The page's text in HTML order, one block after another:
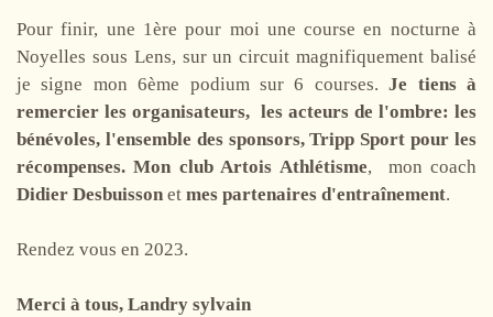
Pour finir, une 1ère pour moi une course en nocturne à
Noyelles sous Lens, sur un circuit magnifiquement balisé
je signe mon 6ème podium sur 6 courses.Je tiens à
remercier les organisateurs, les acteurs de l'ombre: les
bénévoles, l'ensemble des sponsors, Tripp Sport pour les
récompenses. Mon club Artois Athlétisme, mon coach
Didier Desbuisson et mes partenaires d'entraînement.
Rendez vous en 2023.
Merci à tous, Landry sylvain